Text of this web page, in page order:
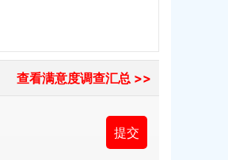
查看满意度调查汇总 >>